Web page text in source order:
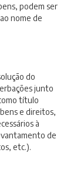
podem ser
nome de
do
junto
título
e direitos,
à
de
etc.).